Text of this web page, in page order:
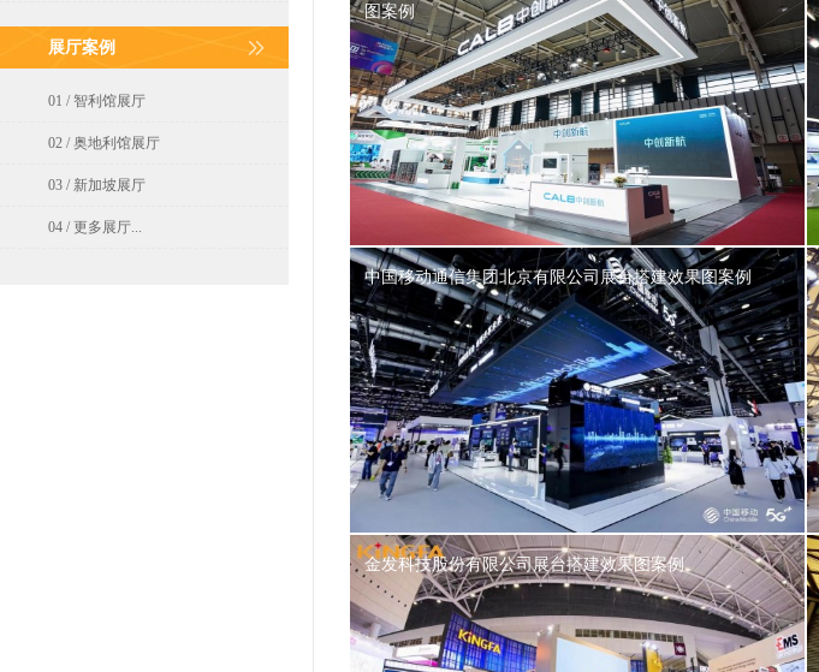
展厅案例
01 / 智利馆展厅
02 / 奥地利馆展厅
03 / 新加坡展厅
04 / 更多展厅...
图案例
中国移动通信集团北京有限公司展台搭建效果图案例
金发科技股份有限公司展台搭建效果图案例